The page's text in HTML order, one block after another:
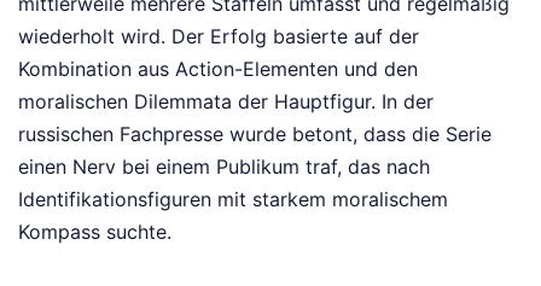
wiederholt wird. Der Erfolg basierte auf der
Kombination aus Action-Elementen und den
moralischen Dilemmata der Hauptfigur. In der
russischen Fachpresse wurde betont, dass die Serie
einen Nerv bei einem Publikum traf, das nach
Identifikationsfiguren mit starkem moralischem
Kompass suchte.